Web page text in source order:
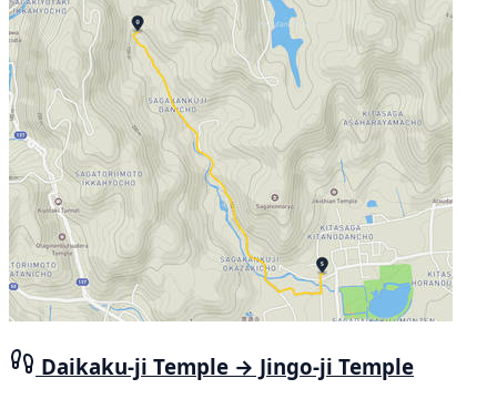
Daikaku-ji Temple → Jingo-ji Temple